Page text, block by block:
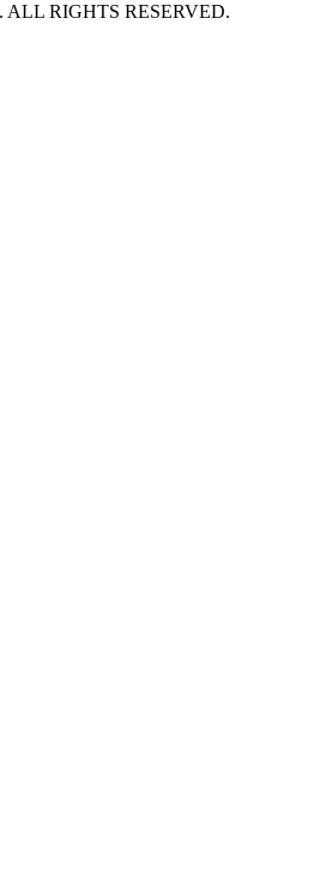
RIGHTS RESERVED.